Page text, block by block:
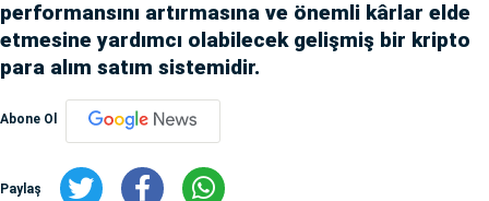
performansını artırmasına ve önemli kârlar elde
etmesine yardımcı olabilecek gelişmiş bir kripto
para alım satım sistemidir.
Abone Ol
Paylaş